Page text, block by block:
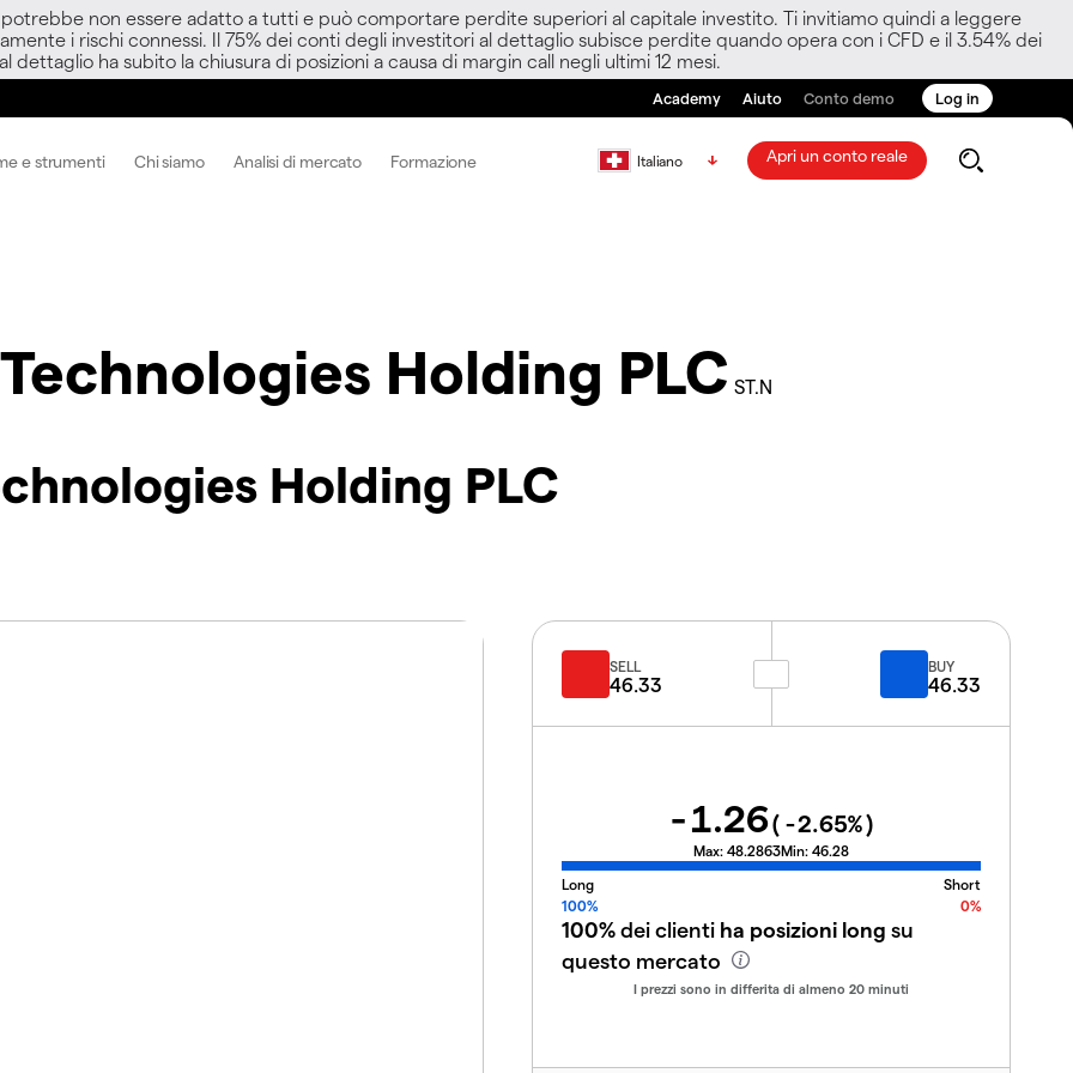
non essere adatto a tutti e può comportare perdite superiori al capitale investito. Ti invitiamo quindi a leggere
i rischi connessi. Il 75% dei conti degli investitori al dettaglio subisce perdite quando opera con i CFD e il 3.54% dei
dettaglio ha subito la chiusura di posizioni a causa di margin call negli ultimi 12 mesi.
Academy Aiuto Conto demo Log in
e strumenti Chi siamo Analisi di mercato Formazione Italiano Apri un conto reale
Holding PLC ST.N
Holding PLC
SELL
46.33
BUY
46.33
-1.26( -2.65%)
Max: 48.2863Min: 46.28
Long
Short
100%
0%
100%dei clienti ha posizioni long su
questo mercato
I prezzi sono in differita di almeno 20 minuti